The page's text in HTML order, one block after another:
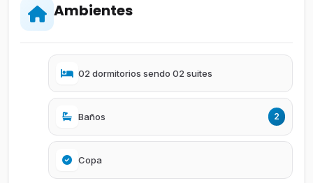
Ambientes
02 dormitorios sendo 02 suites
Baños 2
Copa